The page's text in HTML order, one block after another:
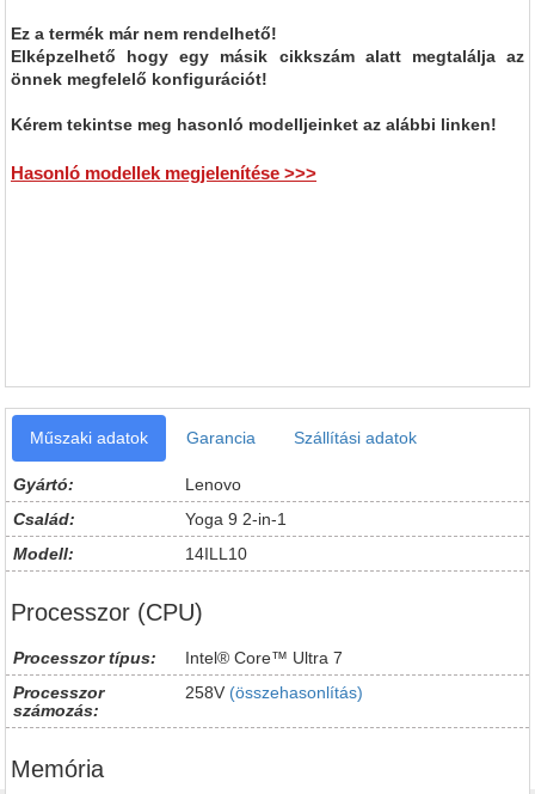
Ez a termék már nem rendelhető!
Elképzelhető hogy egy másik cikkszám alatt megtalálja az
önnek megfelelő konfigurációt!
Kérem tekintse meg hasonló modelljeinket az alábbi linken!
Hasonló modellek megjelenítése >>>
Műszaki adatok Garancia Szállítási adatok
Gyártó:
Lenovo
Család:
Yoga 9 2-in-1
Modell:
14ILL10
Processzor (CPU)
Processzor típus:
Intel® Core™ Ultra 7
Processzor
számozás:
258V (összehasonlítás)
Memória